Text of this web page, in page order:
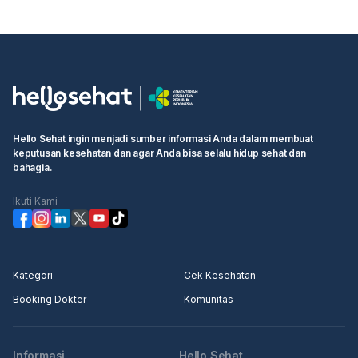
gigi agar sakit gigi Anda bisa ditangani dengan tepat dan
Anda bisa kembali beraktivitas dengan nyaman.
Hello Sehat ingin menjadi sumber informasi Anda dalam membuat
keputusan kesehatan dan agar Anda bisa selalu hidup sehat dan
bahagia.
Ikuti Kami
Kategori
Cek Kesehatan
Booking Dokter
Komunitas